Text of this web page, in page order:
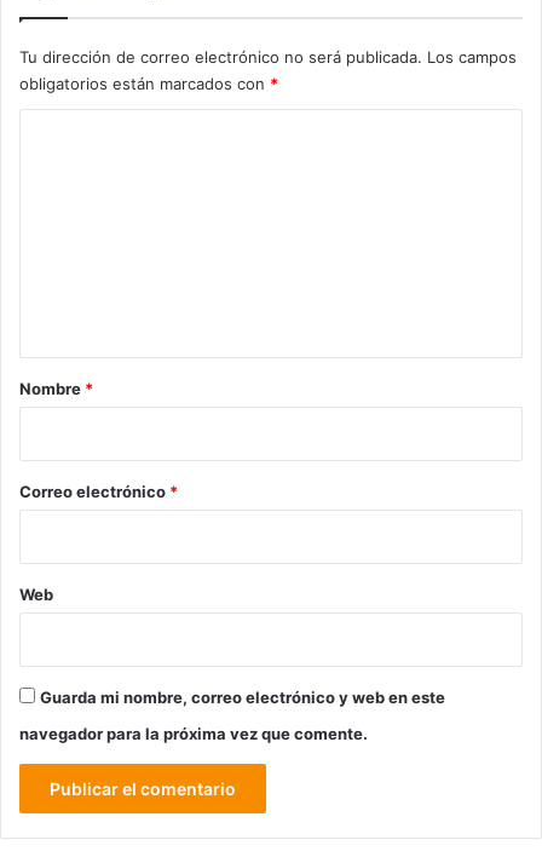
Tu dirección de correo electrónico no será publicada. Los campos
obligatorios están marcados con *
r
*
Nombre *
Correo electrónico *
Web
Guarda mi nombre, correo electrónico y web en este
navegador para la próxima vez que comente.